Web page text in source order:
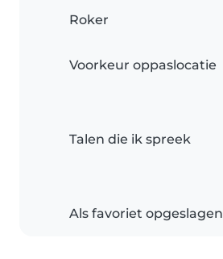
Roker
Voorkeur oppaslocatie
Talen die ik spreek
Als favoriet opgeslagen